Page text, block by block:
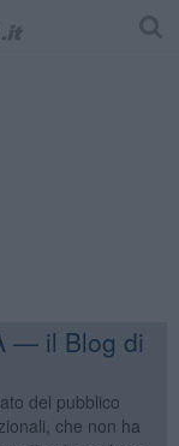
— il Blog di
del pubblico
che non ha